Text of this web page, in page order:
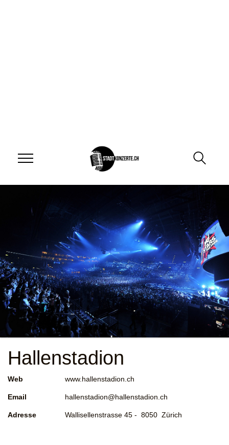
Hallenstadion
Web www.hallenstadion.ch
Email hallenstadion@hallenstadion.ch
Adresse Wallisellenstrasse 45 - 8050 Zürich